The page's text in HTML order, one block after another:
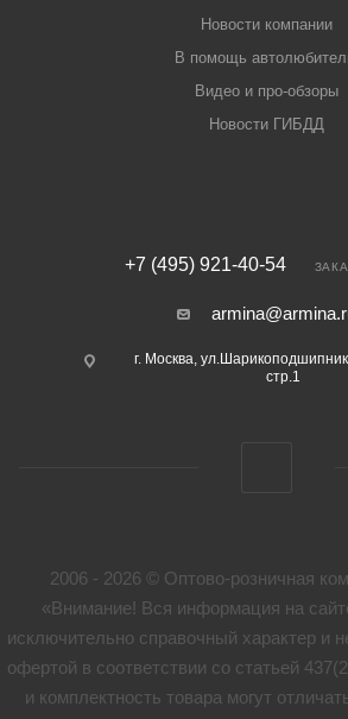
Новости компании
В помощь
Видео и про-обзоры
Новости ГИБДД
+7 (495) 921-40-54
г. Москва,
стр.1
2006 - 2026 © Оптово-розничная
«Внимание! Вся информация на
исключительно справочный характер и
офертой в соответствии со статьей
и комплектность товара могут